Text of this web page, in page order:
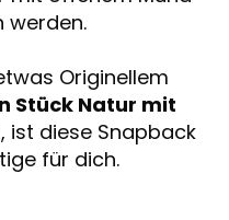
werden.
Originellem
Stück Natur mit
ist diese Snapback
für dich.